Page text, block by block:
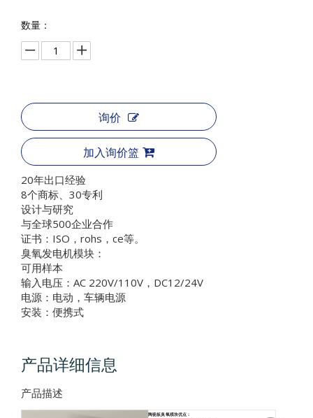
数量：
询价
加入询价篮
20年出口经验
8个商标、30专利
设计与研究
与全球500企业合作
证书：ISO，rohs，ce等。
臭氧发电机模块：
可用样本
输入电压：AC 220V/110V，DC12/24V
电源：电动，车辆电源
安装：便携式
产品详细信息
产品描述
陶瓷板臭氧模块优点：